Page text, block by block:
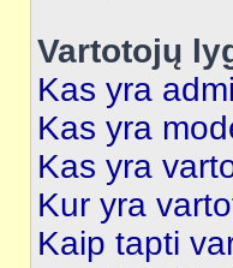
Vartotojų
Kas yra
Kas yra
Kas yra
Kur yra
Kaip tapti